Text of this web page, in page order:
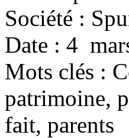
Société :
Date : 4
Mots clés :
patrimoine,
fait, parents